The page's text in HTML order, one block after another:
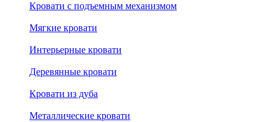
Кровати с подъемным механизмом
Мягкие кровати
Интерьерные кровати
Деревянные кровати
Кровати из дуба
Металлические кровати